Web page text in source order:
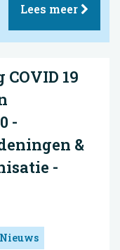
Lees meer
19
-
&
-
Nieuws